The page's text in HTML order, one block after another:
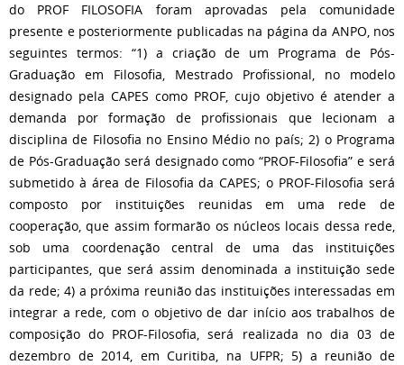
do PROF FILOSOFIA foram aprovadas pela comunidade
presente e posteriormente publicadas na página da ANPO, nos
seguintes termos: “1) a criação de um Programa de Pós-
Graduação em Filosofia, Mestrado Profissional, no modelo
designado pela CAPES como PROF, cujo objetivo é atender a
demanda por formação de profissionais que lecionam a
disciplina de Filosofia no Ensino Médio no país; 2) o Programa
de Pós-Graduação será designado como “PROF-Filosofia” e será
submetido à área de Filosofia da CAPES; o PROF-Filosofia será
composto por instituições reunidas em uma rede de
cooperação, que assim formarão os núcleos locais dessa rede,
sob uma coordenação central de uma das instituições
participantes, que será assim denominada a instituição sede
da rede; 4) a próxima reunião das instituições interessadas em
integrar a rede, com o objetivo de dar início aos trabalhos de
composição do PROF-Filosofia, será realizada no dia 03 de
dezembro de 2014, em Curitiba, na UFPR; 5) a reunião de